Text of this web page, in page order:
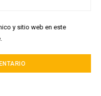
y sitio web en este